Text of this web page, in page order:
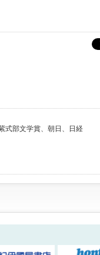
式部文学賞、朝日、日経